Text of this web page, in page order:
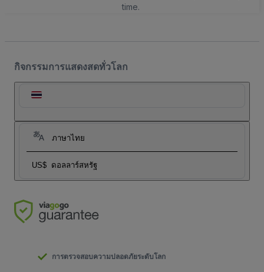
time.
กิจกรรมการแสดงสดทั่วโลก
ภาษาไทย
US$ ดอลลาร์สหรัฐ
การตรวจสอบความปลอดภัยระดับโลก